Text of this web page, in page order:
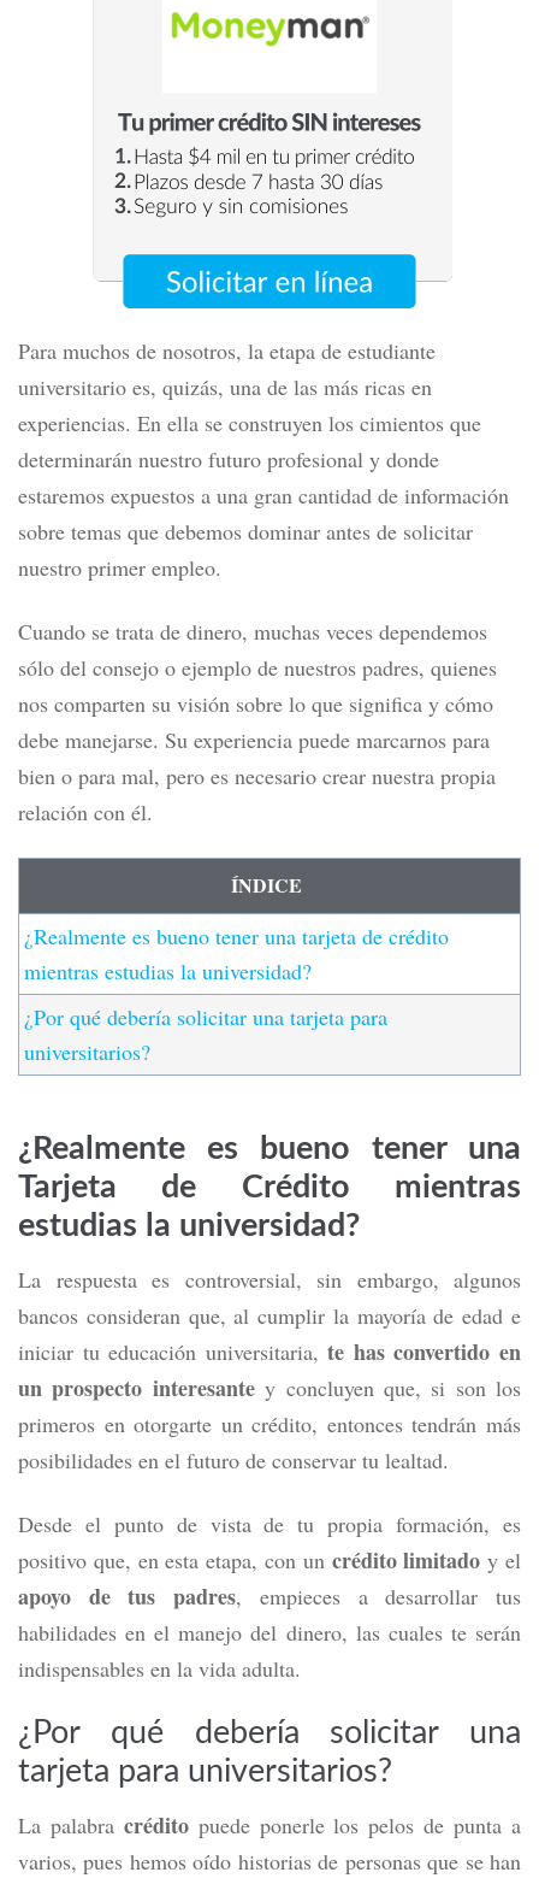
Para muchos de nosotros, la etapa de estudiante
universitario es, quizás, una de las más ricas en
experiencias. En ella se construyen los cimientos que
determinarán nuestro futuro profesional y donde
estaremos expuestos a una gran cantidad de información
sobre temas que debemos dominar antes de solicitar
nuestro primer empleo.
Cuando se trata de dinero, muchas veces dependemos
sólo del consejo o ejemplo de nuestros padres, quienes
nos comparten su visión sobre lo que significa y cómo
debe manejarse. Su experiencia puede marcarnos para
bien o para mal, pero es necesario crear nuestra propia
relación con él.
ÍNDICE
¿Realmente es bueno tener una tarjeta de crédito
mientras estudias la universidad?
¿Por qué debería solicitar una tarjeta para
universitarios?
¿Realmente es bueno tener una
Tarjeta de Crédito mientras
estudias la universidad?
La respuesta es controversial, sin embargo, algunos
bancos consideran que, al cumplir la mayoría de edad e
iniciar tu educación universitaria,te has convertido en
un prospecto interesantey concluyen que, si son los
primeros en otorgarte un crédito, entonces tendrán más
posibilidades en el futuro de conservar tu lealtad.
Desde el punto de vista de tu propia formación, es
positivo que, en esta etapa, con un crédito limitado y el
apoyo de tus padres, empieces a desarrollar tus
habilidades en el manejo del dinero, las cuales te serán
indispensables en la vida adulta.
¿Por qué debería solicitar una
tarjeta para universitarios?
La palabra créditopuede ponerle los pelos de punta a
varios, pues hemos oído historias de personas que se han